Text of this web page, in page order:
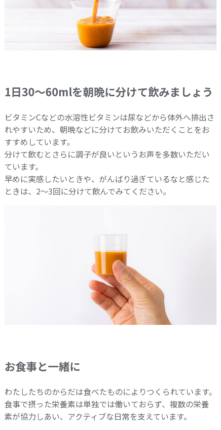
1日30～60mlを朝晩に分けて飲みましょう
ビタミンCなどの水溶性ビタミンは尿などから体外へ排出さ
れやすいため、朝晩などに分けてお飲みいただくことをお
すすめしています。
分けて飲むとさらに調子が良いというお声を多数いただい
ています。
早めに実感したいときや、がんばり過ぎているなと感じた
ときは、2～3回に分けて飲んでみてください。
お食事と一緒に
わたしたちのからだは食べたものによりつくられています。
食事で摂った栄養素は単独では働いておらず、複数の栄養
素が協力しあい、アクティブな日常を支えています。